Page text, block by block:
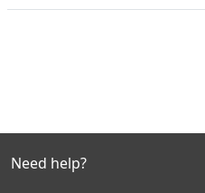
Need help?